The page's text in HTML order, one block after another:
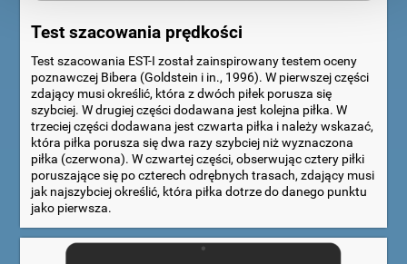
Test szacowania prędkości
Test szacowania EST-I został zainspirowany testem oceny
poznawczej Bibera (Goldstein i in., 1996). W pierwszej części
zdający musi określić, która z dwóch piłek porusza się
szybciej. W drugiej części dodawana jest kolejna piłka. W
trzeciej części dodawana jest czwarta piłka i należy wskazać,
która piłka porusza się dwa razy szybciej niż wyznaczona
piłka (czerwona). W czwartej części, obserwując cztery piłki
poruszające się po czterech odrębnych trasach, zdający musi
jak najszybciej określić, która piłka dotrze do danego punktu
jako pierwsza.